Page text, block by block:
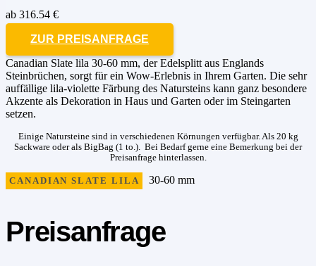
ab 316.54 €
ZUR PREISANFRAGE
Canadian Slate lila 30-60 mm, der Edelsplitt aus Englands
Steinbrüchen, sorgt für ein Wow-Erlebnis in Ihrem Garten. Die sehr
auffällige lila-violette Färbung des Natursteins kann ganz besondere
Akzente als Dekoration in Haus und Garten oder im Steingarten
setzen.
Einige Natursteine sind in verschiedenen Körnungen verfügbar. Als 20 kg
Sackware oder als BigBag (1 to.). Bei Bedarf gerne eine Bemerkung bei der
Preisanfrage hinterlassen.
CANADIAN SLATE LILA 30-60 mm
Preisanfrage